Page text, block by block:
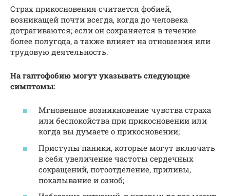
Страх прикосновения считается фобией,
возникащей почти всегда, когда до человека
дотрагиваются; если он сохраняется в течение
более полугода, а также влияет на отношения или
трудовую деятельность.
На гаптофобию могут указывать следующие
симптомы:
Мгновенное возникновение чувства страха
или беспокойства при прикосновении или
когда вы думаете о прикосновении;
Приступы паники, которые могут включать
в себя увеличение частоты сердечных
сокращений, потоотделение, приливы,
покалывание и озноб;